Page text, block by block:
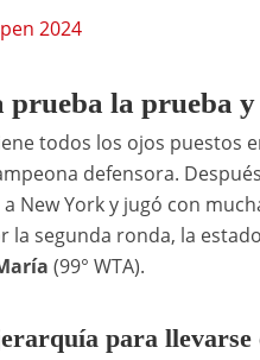
2024
la prueba y
todos los ojos puestos
defensora.
a New York y jugó con
la segunda ronda, la
(99° WTA).
para llevarse